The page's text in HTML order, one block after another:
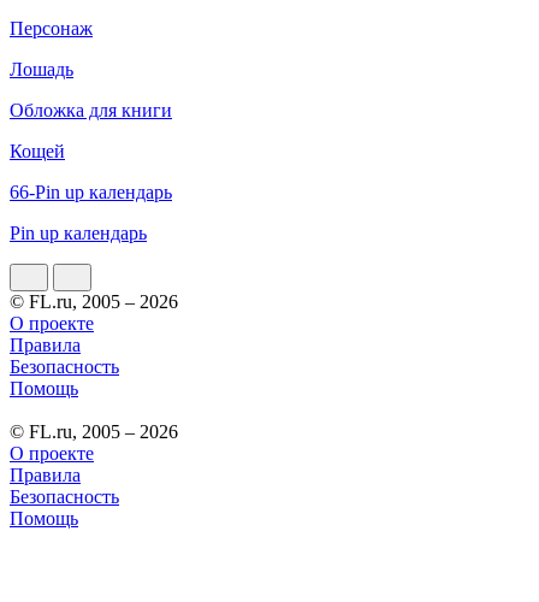
Персонаж
Лошадь
Обложка для книги
Кощей
66-Pin up календарь
Pin up календарь
© FL.ru, 2005 – 2026
О проекте
Правила
Безопасность
Помощь
© FL.ru, 2005 – 2026
О проекте
Правила
Безопасность
Помощь